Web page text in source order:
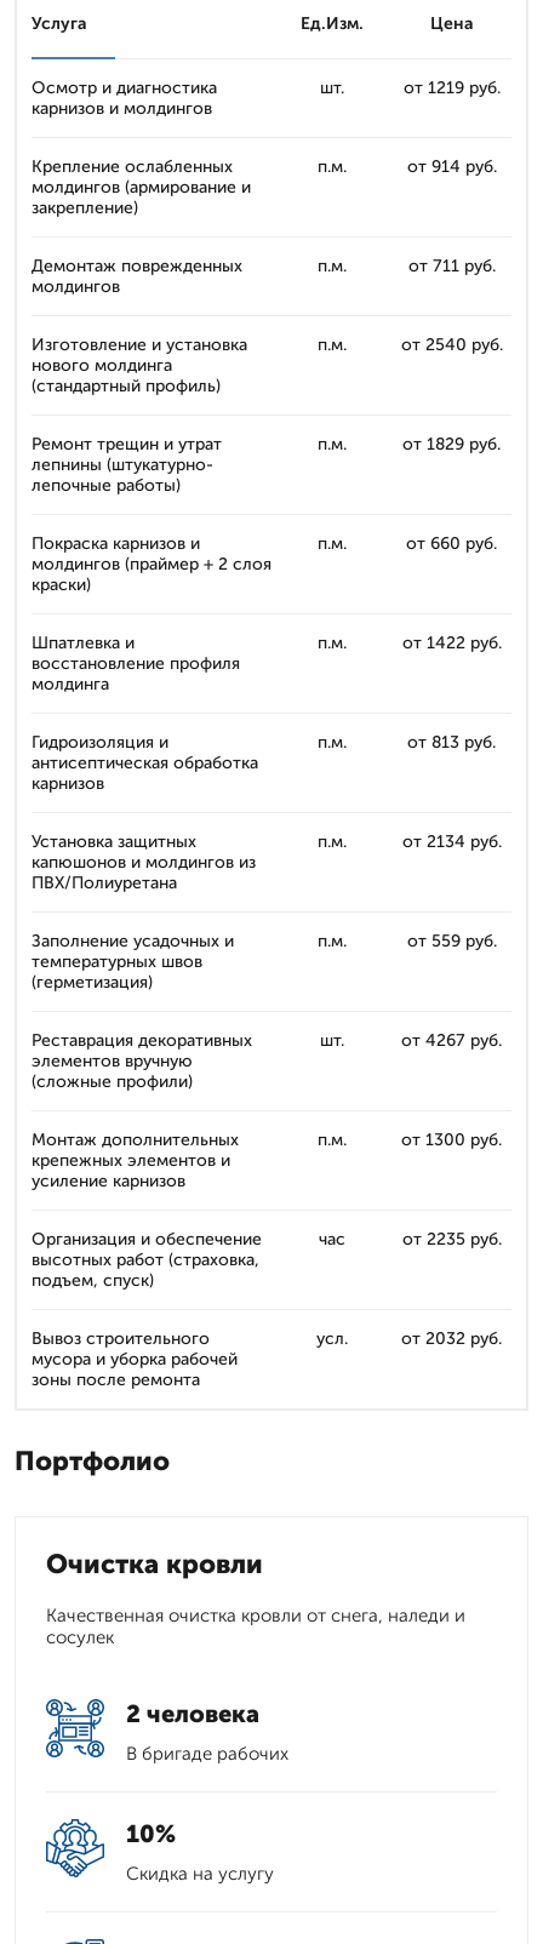
Услуга Ед.Изм. Цена
Осмотр и диагностика
карнизов и молдингов
шт. от 1219 руб.
Крепление ослабленных
молдингов (армирование и
закрепление)
п.м. от 914 руб.
Демонтаж поврежденных
молдингов
п.м. от 711 руб.
Изготовление и установка
нового молдинга
(стандартный профиль)
п.м. от 2540 руб.
Ремонт трещин и утрат
лепнины (штукатурно-
лепочные работы)
п.м. от 1829 руб.
Покраска карнизов и
молдингов (праймер + 2 слоя
краски)
п.м. от 660 руб.
Шпатлевка и
восстановление профиля
молдинга
п.м. от 1422 руб.
Гидроизоляция и
антисептическая обработка
карнизов
п.м. от 813 руб.
Установка защитных
капюшонов и молдингов из
ПВХ/Полиуретана
п.м. от 2134 руб.
Заполнение усадочных и
температурных швов
(герметизация)
п.м. от 559 руб.
Реставрация декоративных
элементов вручную
(сложные профили)
шт. от 4267 руб.
Монтаж дополнительных
крепежных элементов и
усиление карнизов
п.м. от 1300 руб.
Организация и обеспечение
высотных работ (страховка,
подъем, спуск)
час от 2235 руб.
Вывоз строительного
мусора и уборка рабочей
зоны после ремонта
усл. от 2032 руб.
Портфолио
Очистка кровли
Качественная очистка кровли от снега, наледи и
сосулек
2 человека
В бригаде рабочих
10%
Скидка на услугу